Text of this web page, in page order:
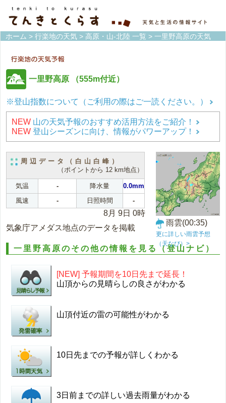
ホーム > 行楽地の天気 > 高原・山-北陸 一覧 > 一里野高原の天気
一里野高原 （555m付近）
※登山指数について（ご利用の際はご一読ください。）
NEW 山の天気予報のおすすめ活用方法をご紹介！
NEW 登山シーズンに向け、情報がパワーアップ！
周辺データ（白山白峰）
（ポイントから 12 km地点）
気温 - 降水量
0.0mm
風速
- 日照時間 -
8月 9日 0時
気象庁アメダス地点のデータを掲載
雨雲(00:35)
更に詳しい雨雲予想
（天なび）>
一里野高原のその他の情報を見る（登山ナビ）
[NEW] 予報期間を10日先まで延長！
山頂からの見晴らしの良さがわかる
山頂付近の雷の可能性がわかる
10日先までの予報が詳しくわかる
3日前までの詳しい過去雨量がわかる